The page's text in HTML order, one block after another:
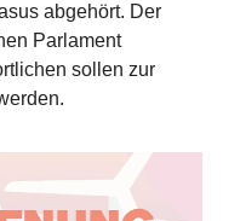
abgehört. Der
Parlament
sollen zur